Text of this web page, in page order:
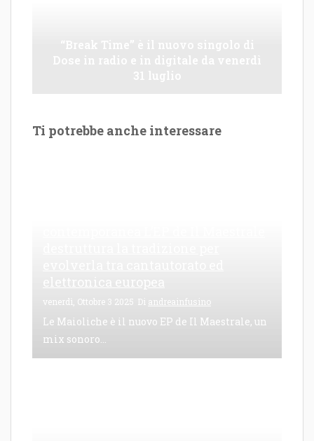
Ti potrebbe anche interessare
venerdì, Ottobre 3 2025 Di andreainfusino
Le Maioliche è il nuovo EP de Il Maestrale, un
mix sonoro...